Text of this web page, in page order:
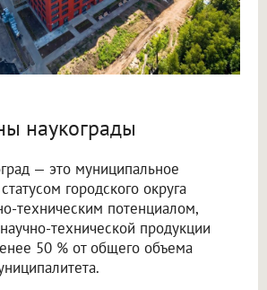
наукограды
— это муниципальное
городского округа
техническим потенциалом,
технической продукции
50 % от общего объема